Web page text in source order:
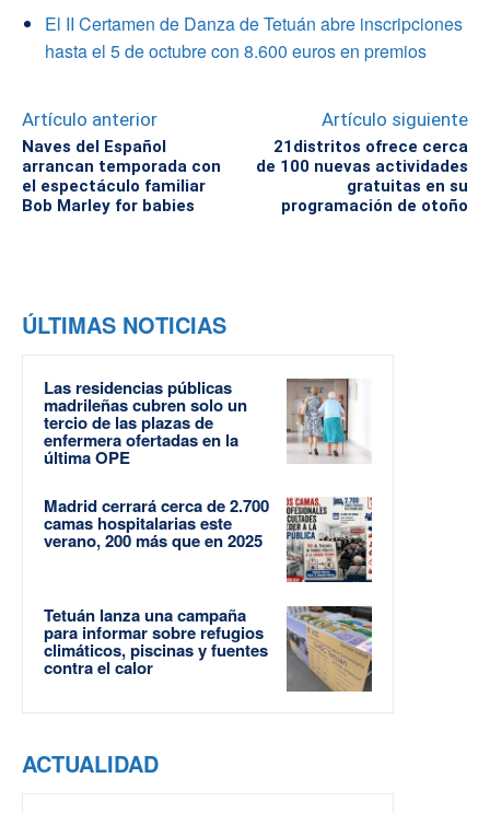
El II Certamen de Danza de Tetuán abre inscripciones
hasta el 5 de octubre con 8.600 euros en premios
Artículo anterior
Naves del Español
arrancan temporada con
el espectáculo familiar
Bob Marley for babies
Artículo siguiente
21distritos ofrece cerca
de 100 nuevas actividades
gratuitas en su
programación de otoño
ÚLTIMAS NOTICIAS
Las residencias públicas
madrileñas cubren solo un
tercio de las plazas de
enfermera ofertadas en la
última OPE
Madrid cerrará cerca de 2.700
camas hospitalarias este
verano, 200 más que en 2025
Tetuán lanza una campaña
para informar sobre refugios
climáticos, piscinas y fuentes
contra el calor
ACTUALIDAD